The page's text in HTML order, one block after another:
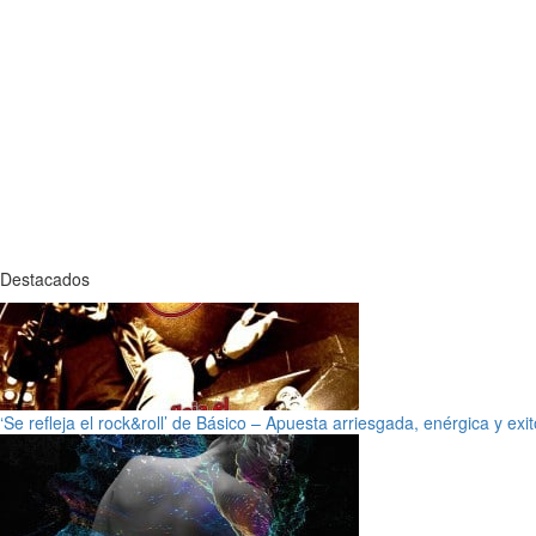
Destacados
‘Se refleja el rock&roll’ de Básico – Apuesta arriesgada, enérgica y